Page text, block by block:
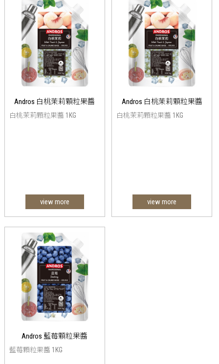
Andros 白桃茉莉顆粒果醬
白桃茉莉顆粒果醬 1KG
view more
Andros 白桃茉莉顆粒果醬
白桃茉莉顆粒果醬 1KG
view more
Andros 藍莓顆粒果醬
藍莓顆粒果醬 1KG